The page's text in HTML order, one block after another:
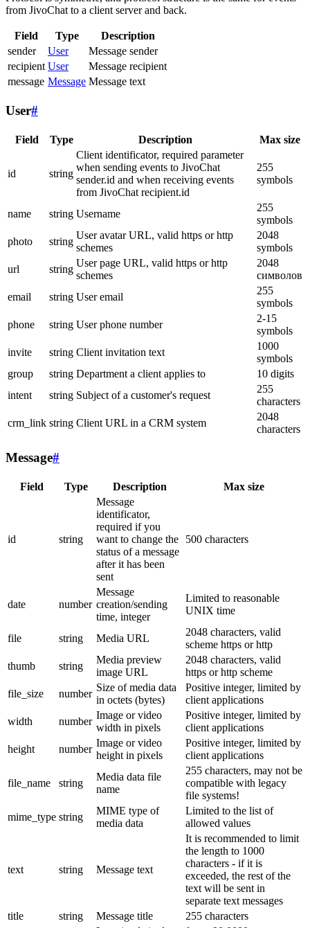
from JivoChat to a client server and back.
Field Type
Description
sender
User
Message sender
recipient User
Message recipient
message Message Message text
User#
Field Type Description Max size
id string
Client identificator, required parameter
when sending events to JivoChat
sender.id and when receiving events
from JivoChat recipient.id
255
symbols
name string Username
255
symbols
photo
string
User avatar URL, valid https or http
schemes
2048
symbols
url
string
User page URL, valid https or http
schemes
2048
символов
email
string User email
255
symbols
phone
string User phone number
2-15
symbols
invite
string Client invitation text
1000
symbols
group
string Department a client applies to
10 digits
intent
string Subject of a customer's request
255
characters
crm_link string Client URL in a CRM system
2048
characters
Message#
Field Type Description Max size
id string
Message
identificator,
required if you
want to change the
status of a message
after it has been
sent
500 characters
date number
Message
creation/sending
time, integer
Limited to reasonable
UNIX time
file string Media URL
2048 characters, valid
scheme https or http
thumb
string
Media preview
image URL
2048 characters, valid
https or http scheme
file_size
number
Size of media data
in octets (bytes)
Positive integer, limited by
client applications
width
number
Image or video
width in pixels
Positive integer, limited by
client applications
height
number
Image or video
height in pixels
Positive integer, limited by
client applications
file_name string
Media data file
name
255 characters, may not be
compatible with legacy
file systems!
mime_type string
MIME type of
media data
Limited to the list of
allowed values
text string Message text
It is recommended to limit
the length to 1000
characters - if it is
exceeded, the rest of the
text will be sent in
separate text messages
title
string Message title
255 characters